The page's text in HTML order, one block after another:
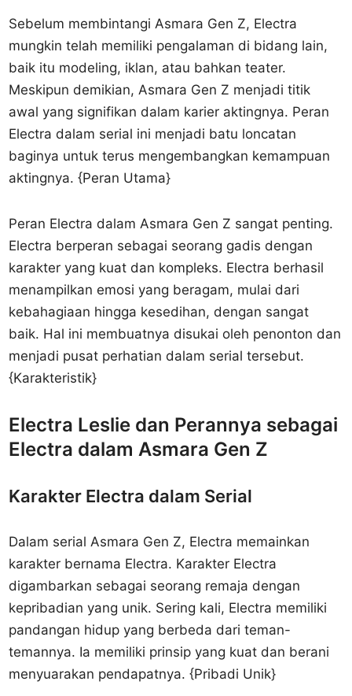
Sebelum membintangi Asmara Gen Z, Electra
mungkin telah memiliki pengalaman di bidang lain,
baik itu modeling, iklan, atau bahkan teater.
Meskipun demikian, Asmara Gen Z menjadi titik
awal yang signifikan dalam karier aktingnya. Peran
Electra dalam serial ini menjadi batu loncatan
baginya untuk terus mengembangkan kemampuan
aktingnya. {Peran Utama}
Peran Electra dalam Asmara Gen Z sangat penting.
Electra berperan sebagai seorang gadis dengan
karakter yang kuat dan kompleks. Electra berhasil
menampilkan emosi yang beragam, mulai dari
kebahagiaan hingga kesedihan, dengan sangat
baik. Hal ini membuatnya disukai oleh penonton dan
menjadi pusat perhatian dalam serial tersebut.
{Karakteristik}
Electra Leslie dan Perannya sebagai
Electra dalam Asmara Gen Z
Karakter Electra dalam Serial
Dalam serial Asmara Gen Z, Electra memainkan
karakter bernama Electra. Karakter Electra
digambarkan sebagai seorang remaja dengan
kepribadian yang unik. Sering kali, Electra memiliki
pandangan hidup yang berbeda dari teman-
temannya. Ia memiliki prinsip yang kuat dan berani
menyuarakan pendapatnya. {Pribadi Unik}